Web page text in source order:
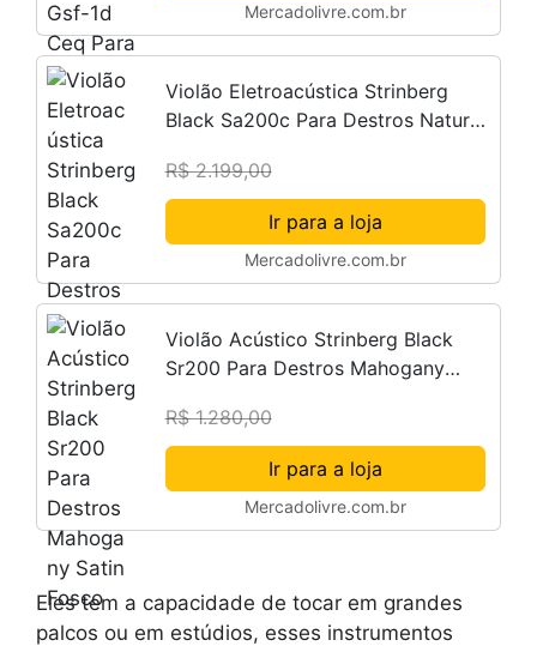
Mercadolivre.com.br
Violão Eletroacústica Strinberg
Black Sa200c Para Destros Natural
R$ 2.199,00
Ir para a loja
Mercadolivre.com.br
Violão Acústico Strinberg Black
Sr200 Para Destros Mahogany
R$ 1.280,00
Ir para a loja
Mercadolivre.com.br
Eles tem a capacidade de tocar em grandes
palcos ou em estúdios, esses instrumentos